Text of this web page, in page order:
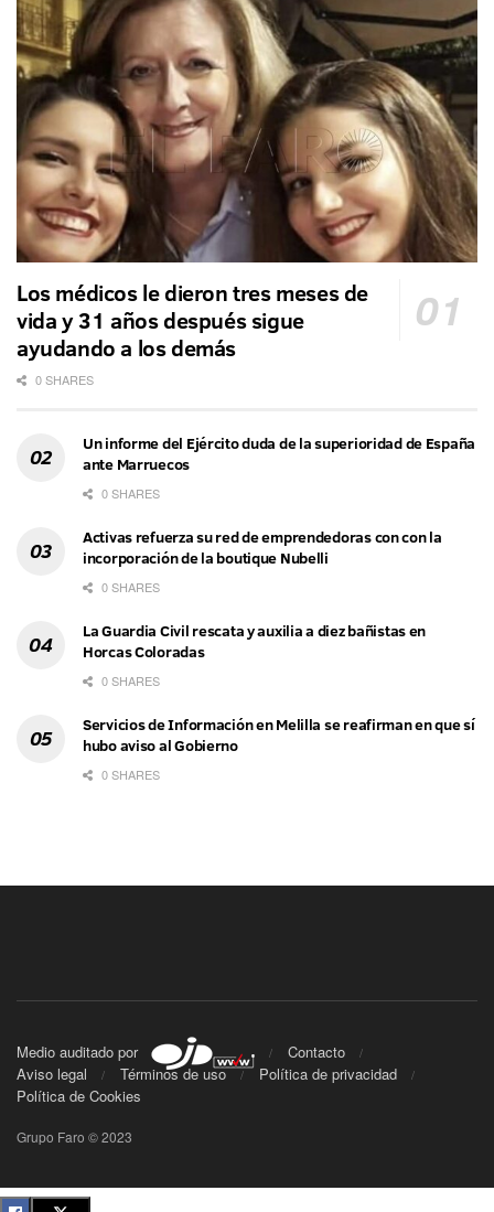
Los médicos le dieron tres meses de
vida y 31 años después sigue
ayudando a los demás
0 SHARES
Un informe del Ejército duda de la superioridad de España
ante Marruecos
0 SHARES
Activas refuerza su red de emprendedoras con con la
incorporación de la boutique Nubelli
0 SHARES
La Guardia Civil rescata y auxilia a diez bañistas en
Horcas Coloradas
0 SHARES
Servicios de Información en Melilla se reafirman en que sí
hubo aviso al Gobierno
0 SHARES
Medio auditado por
Contacto
Aviso legal
Términos de uso
Política de privacidad
Política de Cookies
Grupo Faro © 2023